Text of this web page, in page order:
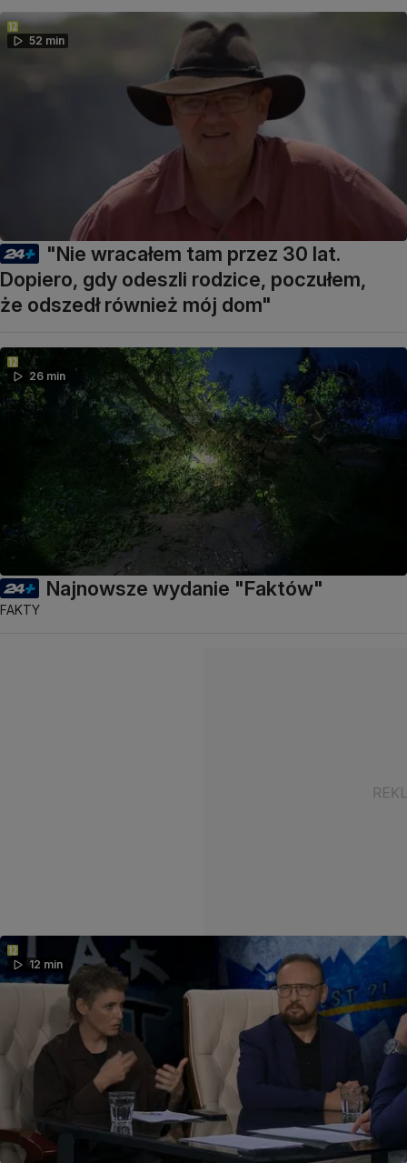
52 min
"Nie wracałem tam przez 30 lat.
Dopiero, gdy odeszli rodzice, poczułem,
że odszedł również mój dom"
26 min
Najnowsze wydanie "Faktów"
FAKTY
12 min